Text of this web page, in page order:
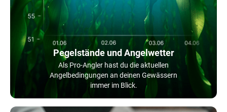
Pegelstände und Angelwetter
Als Pro-Angler hast du die aktuellen
Angelbedingungen an deinen Gewässern
immer im Blick.